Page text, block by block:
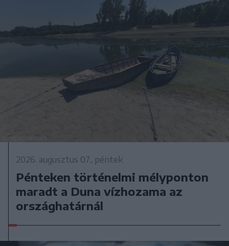
2026. augusztus 07., péntek
Pénteken történelmi mélyponton
maradt a Duna vízhozama az
országhatárnál